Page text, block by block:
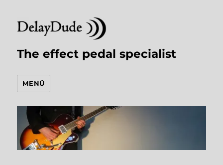
The effect pedal specialist
MENÜ